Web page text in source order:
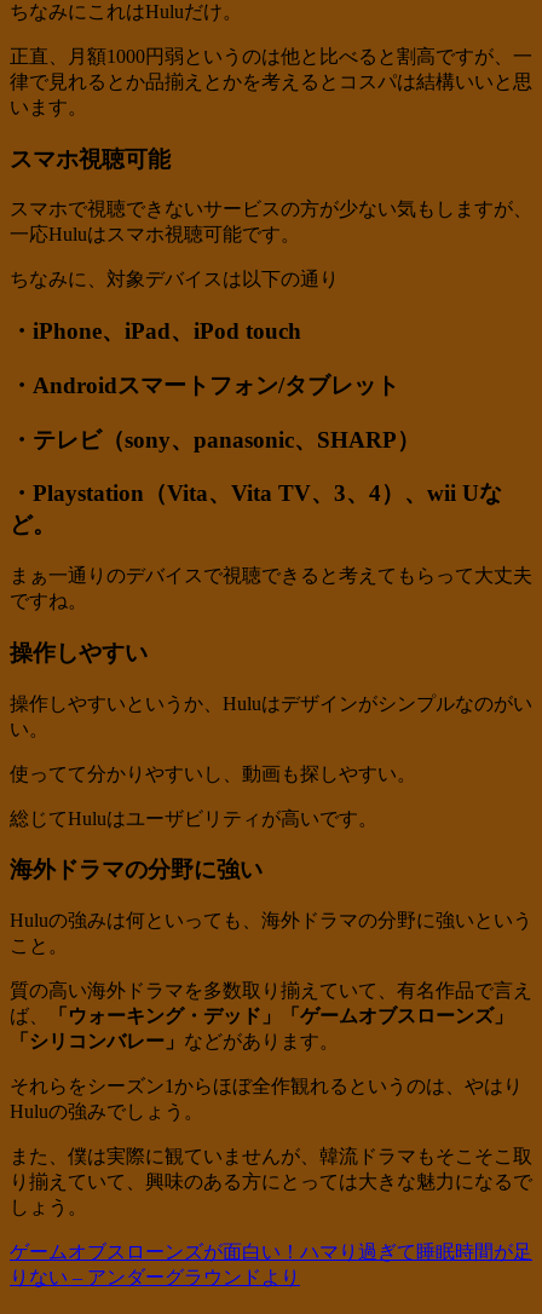
ちなみにこれはHuluだけ。
正直、月額1000円弱というのは他と比べると割高ですが、一
律で見れるとか品揃えとかを考えるとコスパは結構いいと思
います。
スマホ視聴可能
スマホで視聴できないサービスの方が少ない気もしますが、
一応Huluはスマホ視聴可能です。
ちなみに、対象デバイスは以下の通り
・iPhone、iPad、iPod touch
・Androidスマートフォン/タブレット
・テレビ（sony、panasonic、SHARP）
・Playstation（Vita、Vita TV、3、4）、wii Uな
ど。
まぁ一通りのデバイスで視聴できると考えてもらって大丈夫
ですね。
操作しやすい
操作しやすいというか、Huluはデザインがシンプルなのがい
い。
使ってて分かりやすいし、動画も探しやすい。
総じてHuluはユーザビリティが高いです。
海外ドラマの分野に強い
Huluの強みは何といっても、海外ドラマの分野に強いという
こと。
質の高い海外ドラマを多数取り揃えていて、有名作品で言え
ば、
「ウォーキング・デッド」「ゲームオブスローンズ」
「シリコンバレー」 などがあります。
それらをシーズン1からほぼ全作観れるというのは、やはり
Huluの強みでしょう。
また、僕は実際に観ていませんが、韓流ドラマもそこそこ取
り揃えていて、興味のある方にとっては大きな魅力になるで
しょう。
ゲームオブスローンズが面白い！ハマり過ぎて睡眠時間が足
りない – アンダーグラウンドより